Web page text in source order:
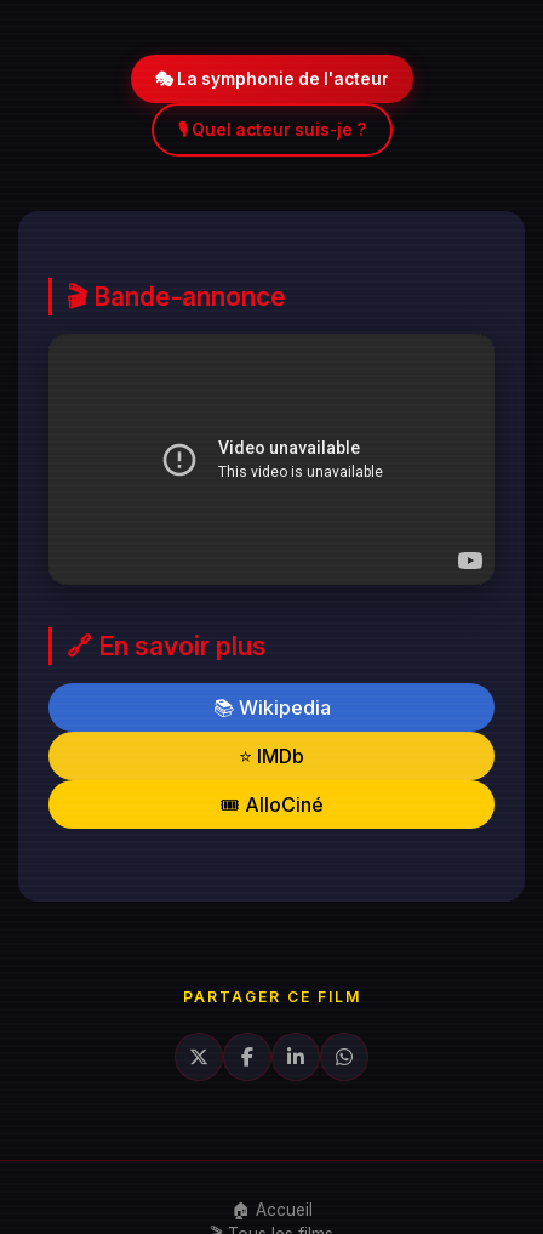
🎭 La symphonie de l'acteur
🎙️ Quel acteur suis-je ?
🎬 Bande-annonce
🔗 En savoir plus
📚 Wikipedia
⭐ IMDb
🎟️ AlloCiné
PARTAGER CE FILM
🏠 Accueil